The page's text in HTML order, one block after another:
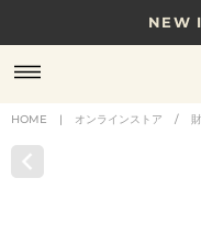
NEW
8/17(月)10時ま
贈る相手やシーン
HOME | オンラインストア /